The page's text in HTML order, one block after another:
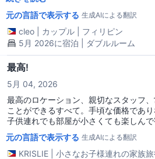
たですし、荷物を置いて夜に眠るだけの
は最適です。場所は最高で、特に近くの
グモールにアクセスしやすいです。唯
てかなり混雑していることです。ディビ
感じました。
元の言語で表示する 生成AIによる翻訳
cleo カップル
フィリピン
5月 2026に宿泊 | ダブルルーム
最高!
5月 04, 2026
最高のロケーション、親切なスタッフ
ことができるすべて。手頃な価格であ
子供連れでも部屋が小さくても楽しんで
元の言語で表示する 生成AIによる翻訳
KRISLIE 小さなお子様連れの家族